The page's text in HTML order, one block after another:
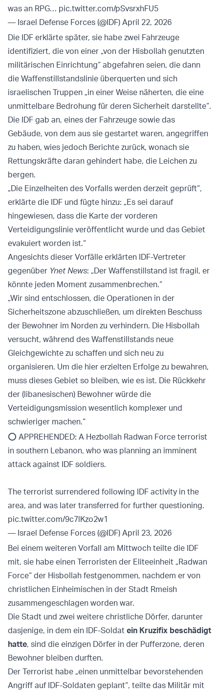
was an RPG… pic.twitter.com/pSvsrxhFU5
— Israel Defense Forces (@IDF) April 22, 2026
Die IDF erklärte später, sie habe zwei Fahrzeuge
identifiziert, die von einer „von der Hisbollah genutzten
militärischen Einrichtung“ abgefahren seien, die dann
die Waffenstillstandslinie überquerten und sich
israelischen Truppen „in einer Weise näherten, die eine
unmittelbare Bedrohung für deren Sicherheit darstellte“.
Die IDF gab an, eines der Fahrzeuge sowie das
Gebäude, von dem aus sie gestartet waren, angegriffen
zu haben, wies jedoch Berichte zurück, wonach sie
Rettungskräfte daran gehindert habe, die Leichen zu
bergen.
„Die Einzelheiten des Vorfalls werden derzeit geprüft“,
erklärte die IDF und fügte hinzu: „Es sei darauf
hingewiesen, dass die Karte der vorderen
Verteidigungslinie veröffentlicht wurde und das Gebiet
evakuiert worden ist.“
Angesichts dieser Vorfälle erklärten IDF-Vertreter
gegenüber Ynet News: „Der Waffenstillstand ist fragil, er
könnte jeden Moment zusammenbrechen.“
„Wir sind entschlossen, die Operationen in der
Sicherheitszone abzuschließen, um direkten Beschuss
der Bewohner im Norden zu verhindern. Die Hisbollah
versucht, während des Waffenstillstands neue
Gleichgewichte zu schaffen und sich neu zu
organisieren. Um die hier erzielten Erfolge zu bewahren,
muss dieses Gebiet so bleiben, wie es ist. Die Rückkehr
der (libanesischen) Bewohner würde die
Verteidigungsmission wesentlich komplexer und
schwieriger machen.“
⭕️ APPREHENDED: A Hezbollah Radwan Force terrorist
in southern Lebanon, who was planning an imminent
attack against IDF soldiers.
The terrorist surrendered following IDF activity in the
area, and was later transferred for further questioning.
pic.twitter.com/9c7lKzo2w1
— Israel Defense Forces (@IDF) April 23, 2026
Bei einem weiteren Vorfall am Mittwoch teilte die IDF
mit, sie habe einen Terroristen der Eliteeinheit „Radwan
Force“ der Hisbollah festgenommen, nachdem er von
christlichen Einheimischen in der Stadt Rmeish
zusammengeschlagen worden war.
Die Stadt und zwei weitere christliche Dörfer, darunter
dasjenige, in dem ein IDF-Soldat ein Kruzifix beschädigt
hatte, sind die einzigen Dörfer in der Pufferzone, deren
Bewohner bleiben durften.
Der Terrorist habe „einen unmittelbar bevorstehenden
Angriff auf IDF-Soldaten geplant“, teilte das Militär mit